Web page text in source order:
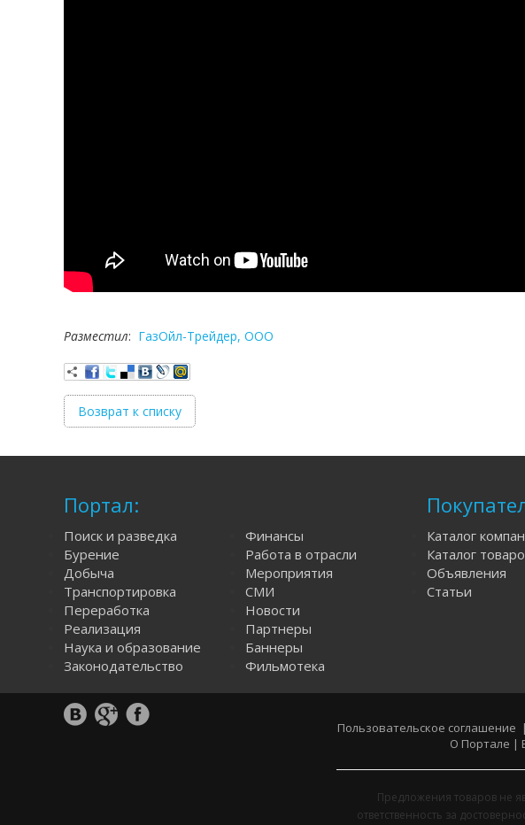
Разместил: ГазОйл-Трейдер, ООО
Возврат к списку
Портал:
Поиск и разведка
Бурение
Добыча
Транспортировка
Переработка
Реализация
Наука и образование
Законодательство
Финансы
Работа в отрасли
Мероприятия
СМИ
Новости
Партнеры
Баннеры
Фильмотека
Каталог
Каталог
Объявления
Статьи
Пользовательское соглашение |
О Портале |
Предложения товаров не
ответственность за